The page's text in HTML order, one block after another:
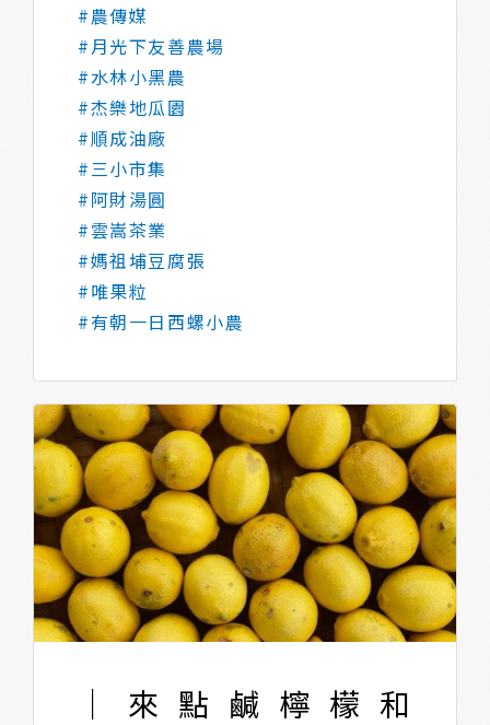
#農傳媒
#月光下友善農場
#水林小黑農
#杰樂地瓜園
#順成油廠
#三小市集
#阿財湯圓
#雲嵩茶業
#媽祖埔豆腐張
#唯果粒
#有朝一日西螺小農
｜來點鹹檸檬和